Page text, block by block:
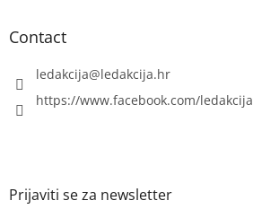
Contact
ledakcija@ledakcija.hr
https://www.facebook.com/ledakcija